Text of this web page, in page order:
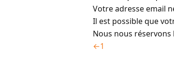
Votre adresse email
Il est possible que
Nous nous
←1